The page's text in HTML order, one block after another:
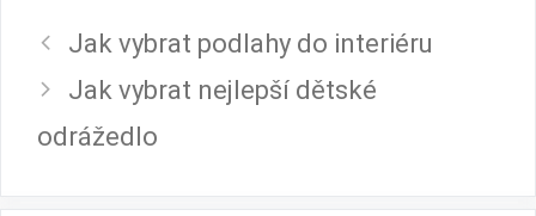
Jak vybrat podlahy do interiéru
Jak vybrat nejlepší dětské
odrážedlo